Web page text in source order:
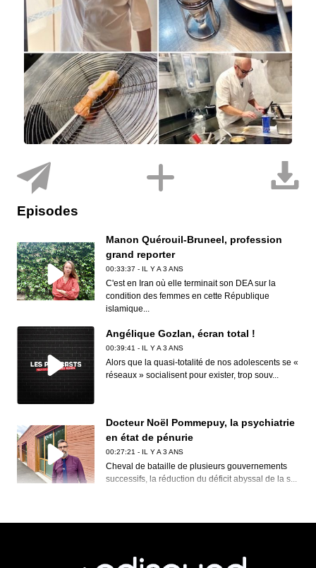
Episodes
Manon Quérouil-Bruneel, profession
grand reporter
00:33:37 - IL Y A 3 ANS
C'est en Iran où elle terminait son DEA sur la
condition des femmes en cette République
islamique...
Angélique Gozlan, écran total !
00:39:41 - IL Y A 3 ANS
Alors que la quasi-totalité de nos adolescents se «
réseaux » socialisent pour exister, trop souv...
Docteur Noël Pommepuy, la psychiatrie
en état de pénurie
00:27:21 - IL Y A 3 ANS
Cheval de bataille de plusieurs gouvernements
successifs, la réduction du déficit abyssal de la s...
d...